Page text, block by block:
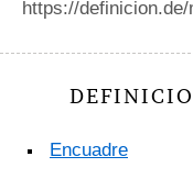
https://
Encuadre